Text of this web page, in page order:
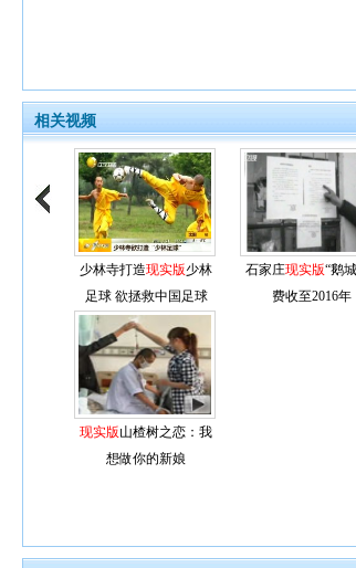
相关视频
少林寺打造现实版少林
足球 欲拯救中国足球
石家庄现实版“鹅
费收至2016年
现实版山楂树之恋：我
想做你的新娘